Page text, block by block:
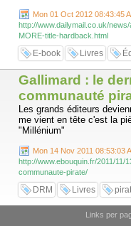
Mon 01 Oct 2012 08:43:45
http://www.dailymail.co.uk/
MORE-title-hardback.html
E-book Livres
Gallimard : le
communauté
Les grands éditeurs
me vient en tête c'est la
"Millénium"
Mon 14 Nov 2011 08:53:03
http://www.ebouquin.fr/2011/
communaute-pirate/
DRM Livres
Links per